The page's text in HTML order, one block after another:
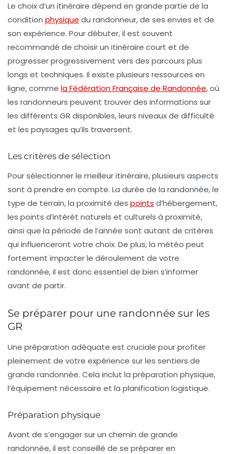
Le choix d’un itinéraire dépend en grande partie de la
condition physique du randonneur, de ses envies et de
son expérience. Pour débuter, il est souvent
recommandé de choisir un itinéraire court et de
progresser progressivement vers des parcours plus
longs et techniques. Il existe plusieurs ressources en
ligne, comme la Fédération Française de Randonnée, où
les randonneurs peuvent trouver des informations sur
les différents GR disponibles, leurs niveaux de difficulté
et les paysages qu’ils traversent.
Les critères de sélection
Pour sélectionner le meilleuritinéraire, plusieurs aspects
sont à prendre en compte. La durée de la randonnée, le
type de terrain, la proximité des points d’hébergement,
les points d’intérêt naturels et culturels à proximité,
ainsi que la période de l’année sont autant de critères
qui influenceront votre choix. De plus, la météo peut
fortement impacter le déroulement de votre
randonnée, il est donc essentiel de bien s’informer
avant de partir.
Se préparer pour une randonnée sur les
GR
Une préparation adéquate est cruciale pour profiter
pleinement de votre expérience sur les sentiers de
grande randonnée. Cela inclut la préparation physique,
l’équipement nécessaire et la planification logistique.
Préparation physique
Avant de s’engager sur un chemin de grande
randonnée, il est conseillé de se préparer en